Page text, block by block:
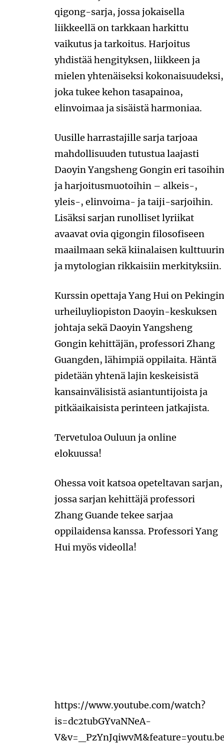
qigong-sarja, jossa jokaisella
liikkeellä on tarkkaan harkittu
vaikutus ja tarkoitus. Harjoitus
yhdistää hengityksen, liikkeen ja
mielen yhtenäiseksi kokonaisuudeksi,
joka tukee kehon tasapainoa,
elinvoimaa ja sisäistä harmoniaa.
Uusille harrastajille sarja tarjoaa
mahdollisuuden tutustua laajasti
Daoyin Yangsheng Gongin eri tasoihin
ja harjoitusmuotoihin – alkeis-,
yleis-, elinvoima- ja taiji-sarjoihin.
Lisäksi sarjan runolliset lyriikat
avaavat ovia qigongin filosofiseen
maailmaan sekä kiinalaisen kulttuurin
ja mytologian rikkaisiin merkityksiin.
Kurssin opettaja Yang Hui on Pekingin
urheiluyliopiston Daoyin-keskuksen
johtaja sekä Daoyin Yangsheng
Gongin kehittäjän, professori Zhang
Guangden, lähimpiä oppilaita. Häntä
pidetään yhtenä lajin keskeisistä
kansainvälisistä asiantuntijoista ja
pitkäaikaisista perinteen jatkajista.
Tervetuloa Ouluun ja online
elokuussa!
Ohessa voit katsoa opeteltavan sarjan,
jossa sarjan kehittäjä professori
Zhang Guande tekee sarjaa
oppilaidensa kanssa. Professori Yang
Hui myös videolla!
https://www.youtube.com/watch?
is=dc2tubGYvaNNeA-